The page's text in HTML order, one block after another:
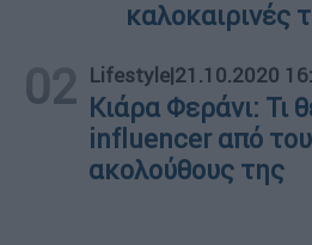
καλοκαιρινές
02 Lifestyle|21.10.2020
Κιάρα Φεράνι: Τι
influencer από
ακολούθους της